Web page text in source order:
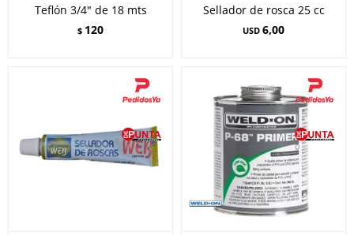
Teflón 3/4" de 18 mts
$ 120
Sellador de rosca 25 cc
USD 6,00